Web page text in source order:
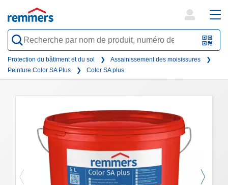
QR-
Code
search
form
Protection du bâtiment et du sol
Assainissement des moisissures
Peinture Color SA Plus
Color SA plus